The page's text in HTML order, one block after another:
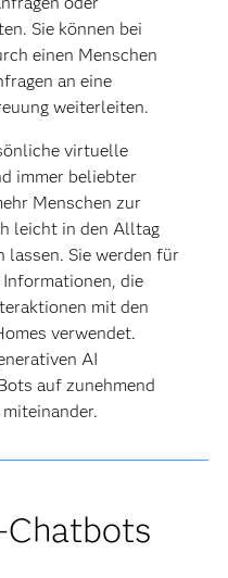
Sie können bei
einen Menschen
an eine
weiterleiten.
virtuelle
immer beliebter
Menschen zur
leicht in den Alltag
lassen. Sie werden für
die
mit den
verwendet.
AI
auf zunehmend